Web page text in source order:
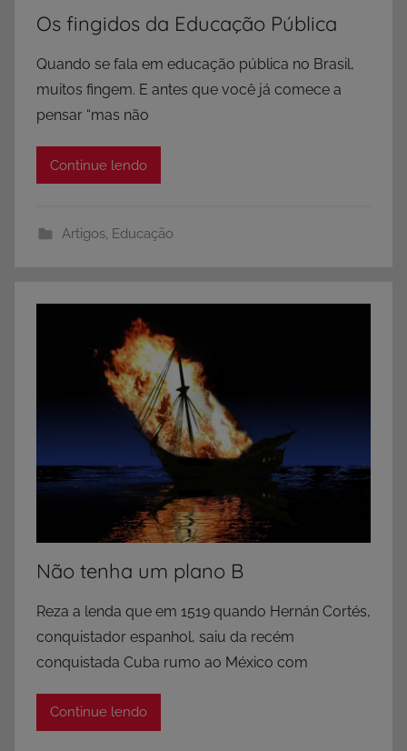
Os fingidos da Educação Pública
Quando se fala em educação pública no Brasil,
muitos fingem. E antes que você já comece a
pensar “mas não
Continue lendo
Artigos, Educação
Não tenha um plano B
Reza a lenda que em 1519 quando Hernán Cortés,
conquistador espanhol, saiu da recém
conquistada Cuba rumo ao México com
Continue lendo